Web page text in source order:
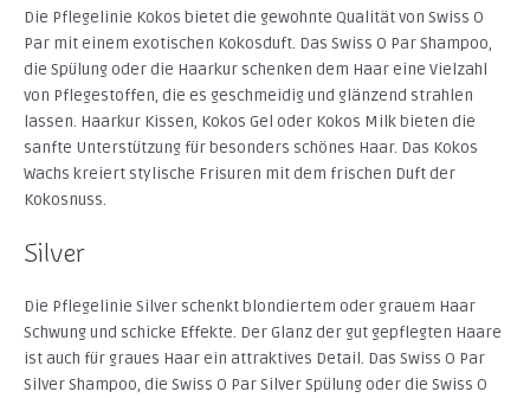
Die Pflegelinie Kokos bietet die gewohnte Qualität von Swiss O
Par mit einem exotischen Kokosduft. Das Swiss O Par Shampoo,
die Spülung oder die Haarkur schenken dem Haar eine Vielzahl
von Pflegestoffen, die es geschmeidig und glänzend strahlen
lassen. Haarkur Kissen, Kokos Gel oder Kokos Milk bieten die
sanfte Unterstützung für besonders schönes Haar. Das Kokos
Wachs kreiert stylische Frisuren mit dem frischen Duft der
Kokosnuss.
Silver
Die Pflegelinie Silver schenkt blondiertem oder grauem Haar
Schwung und schicke Effekte. Der Glanz der gut gepflegten Haare
ist auch für graues Haar ein attraktives Detail. Das Swiss O Par
Silver Shampoo, die Swiss O Par Silver Spülung oder die Swiss O